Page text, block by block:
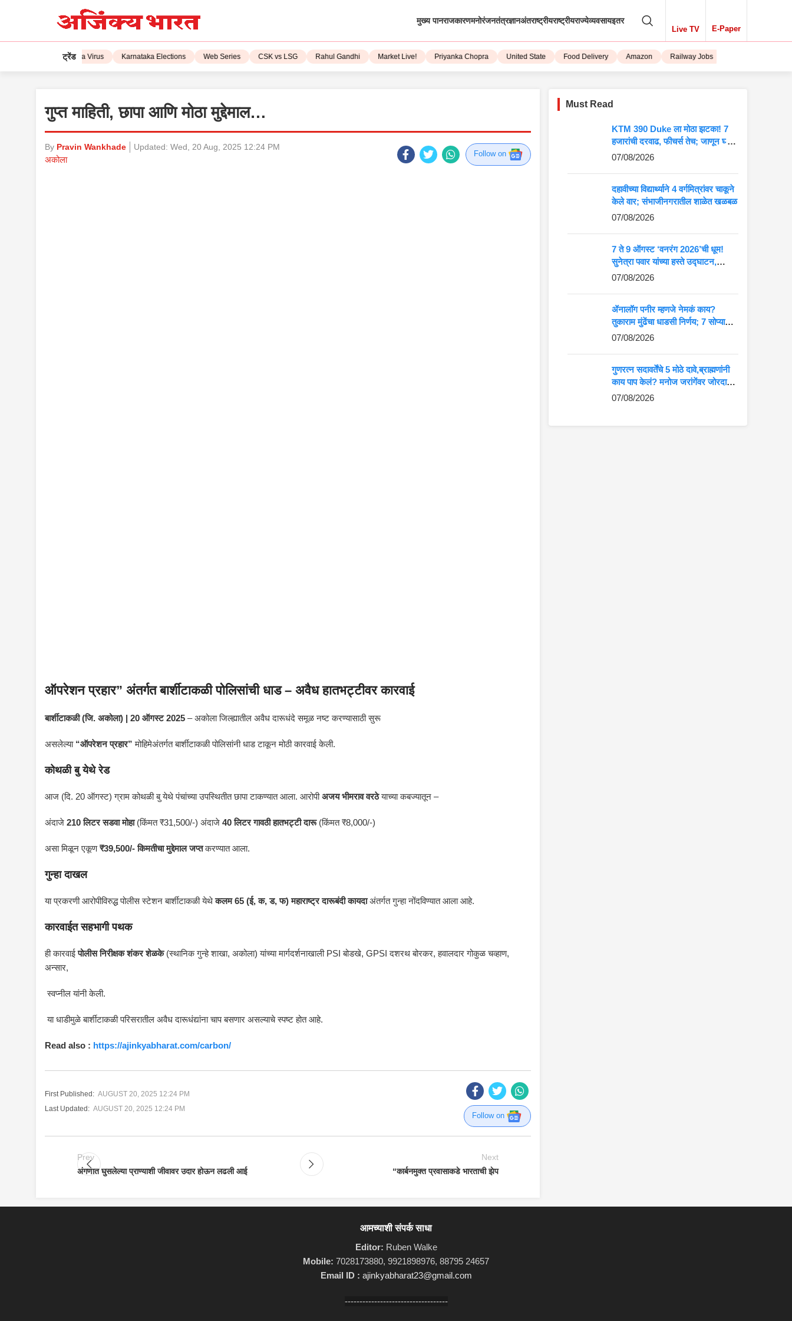
मुख्य पानराजकारणमनोरंजनतंत्रज्ञानअंतराष्ट्रीयराष्ट्रीयराज्येव्यवसायइतर
Live TV E-Paper
ट्रेंड
Corona Virus Karnataka Elections Web Series CSK vs LSG Rahul Gandhi Market Live! Priyanka Chopra United State Food Delivery Amazon Railway Jobs
गुप्त माहिती, छापा आणि मोठा मुद्देमाल…
By Pravin Wankhade Updated: Wed, 20 Aug, 2025 12:24 PM
अकोला
Follow on
ऑपरेशन प्रहार” अंतर्गत बार्शीटाकळी पोलिसांची धाड – अवैध हातभट्टीवर कारवाई
बार्शीटाकळी (जि. अकोला) | 20 ऑगस्ट 2025 – अकोला जिल्ह्यातील अवैध दारूधंदे समूळ नष्ट करण्यासाठी सुरू
असलेल्या “ऑपरेशन प्रहार” मोहिमेअंतर्गत बार्शीटाकळी पोलिसांनी धाड टाकून मोठी कारवाई केली.
कोथळी बु येथे रेड
आज (दि. 20 ऑगस्ट) ग्राम कोथळी बु येथे पंचांच्या उपस्थितीत छापा टाकण्यात आला. आरोपीअजय भीमराव वरठेयाच्या कबज्यातून –
अंदाजे 210 लिटर सडवा मोहा(किंमत ₹31,500/-) अंदाजे 40 लिटर गावठी हातभट्टी दारू(किंमत ₹8,000/-)
असा मिळून एकूण₹39,500/- किमतीचा मुद्देमाल जप्तकरण्यात आला.
गुन्हा दाखल
या प्रकरणी आरोपीविरुद्ध पोलीस स्टेशन बार्शीटाकळी येथेकलम 65 (ई, क, ड, फ) महाराष्ट्र दारूबंदी कायदाअंतर्गत गुन्हा नोंदविण्यात आला आहे.
कारवाईत सहभागी पथक
ही कारवाईपोलीस निरीक्षक शंकर शेळके(स्थानिक गुन्हे शाखा, अकोला) यांच्या मार्गदर्शनाखाली PSI बोडखे, GPSI दशरथ बोरकर, हवालदार गोकुळ चव्हाण,
अन्सार,
स्वप्नील यांनी केली.
या धाडीमुळे बार्शीटाकळी परिसरातील अवैध दारूधंद्यांना चाप बसणार असल्याचे स्पष्ट होत आहे.
Read also : https://ajinkyabharat.com/carbon/
First Published: AUGUST 20, 2025 12:24 PM
Last Updated: AUGUST 20, 2025 12:24 PM
Follow on
Prev
अंगणात घुसलेल्या प्राण्याशी जीवावर उदार होऊन लढली आई
Next
“कार्बनमुक्त प्रवासाकडे भारताची झेप
Must Read
KTM 390 Duke ला मोठा झटका! 7
हजारांची दरवाढ, फीचर्स तेच; जाणून घ्या
5 मोठे बदल
07/08/2026
दहावीच्या विद्यार्थ्याने 4 वर्गमित्रांवर चाकूने
केले वार; संभाजीनगरातील शाळेत खळबळ
07/08/2026
7 ते 9 ऑगस्ट ‘वनरंग 2026’ची धूम!
सुनेत्रा पवार यांच्या हस्ते उद्घाटन,
आदिवासी कलेला मोठे व्यासपीठ
07/08/2026
ॲनालॉग पनीर म्हणजे नेमकं काय?
तुकाराम मुंढेंचा धाडसी निर्णय; 7 सोप्या
मार्गांनी ओळखा अस्सल की बनावट पनीर
07/08/2026
गुणरत्न सदावर्तेंचे 5 मोठे दावे,ब्राह्मणांनी
काय पाप केलं? मनोज जरांगेंवर जोरदार
टीका
07/08/2026
आमच्याशी संपर्क साधा
Editor: Ruben Walke
Mobile: 7028173880, 9921898976, 88795 24657
Email ID : ajinkyabharat23@gmail.com
-----------------------------------